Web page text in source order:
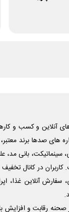
آنلاین و کسب و‌
های صدها برند
بانی مد،
در کانال تخفیف
آنلاین غذا،
صحنه رقابت و افزایش